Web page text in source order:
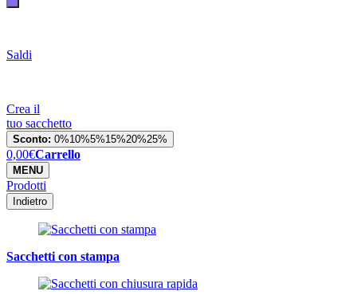
Saldi
Crea il
tuo sacchetto
Sconto: 0%10%5%15%20%25%
0,00€Carrello
MENU
Prodotti
Indietro
Sacchetti con stampa